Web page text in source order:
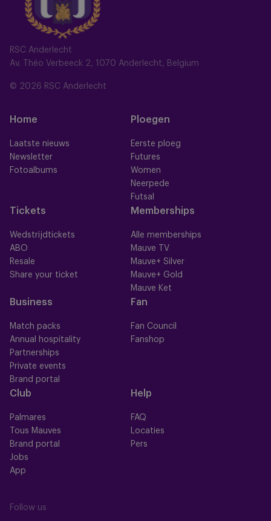
RSC Anderlecht
Av. Théo Verbeeck 2, 1070 Anderlecht, Belgium
© 2026 RSC Anderlecht
Home
Laatste nieuws
Newsletter
Fotoalbums
Ploegen
Eerste ploeg
Futures
Women
Neerpede
Futsal
Tickets
Wedstrijdtickets
ABO
Resale
Share your ticket
Memberships
Alle memberships
Mauve TV
Mauve+ Silver
Mauve+ Gold
Mauve Ket
Business
Match packs
Annual hospitality
Partnerships
Private events
Brand portal
Fan
Fan Council
Fanshop
Club
Palmares
Tous Mauves
Brand portal
Jobs
App
Help
FAQ
Locaties
Pers
Follow us